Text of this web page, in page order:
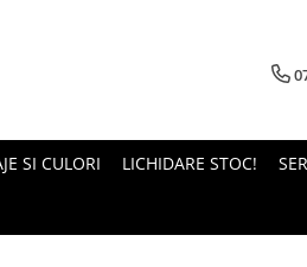
SI CULORI LICHIDARE STOC!